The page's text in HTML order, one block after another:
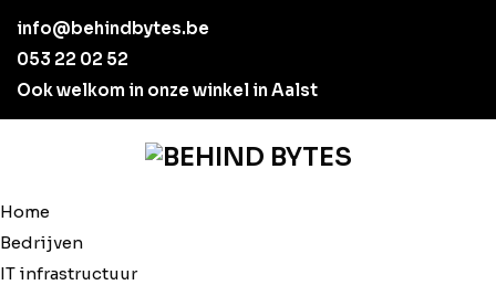
info@behindbytes.be
053 22 02 52
Ook welkom in onze winkel in Aalst
Home
Bedrijven
IT infrastructuur